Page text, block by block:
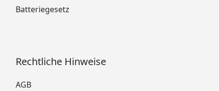
Batteriegesetz
Rechtliche Hinweise
AGB